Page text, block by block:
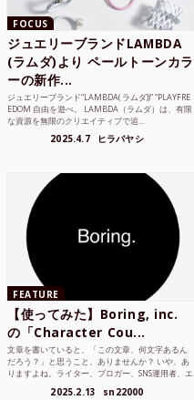
FOCUS
ジュエリーブランドLAMBDA
(ラムダ)より ペールトーンカラ
ーの新作...
ジュエリーブランド“LAMBDA( ラムダ))” “PLAYFRE
EDOM 自由を遊べ。 LAMBDA（ラムダ）は、有限
な資源を無限のクリエイティブで追...
2025.4.7 ヒラバヤシ
FEATURE
【使ってみた】Boring, inc.
の「Character Cou...
文章を書いていると、「この文章、何文字あるん
だろう？」と思うこと、ありませんか？ いや、あ
りますよね。ライター、ブロガー、SNS運用者、エ
2025.2.13 sn22000